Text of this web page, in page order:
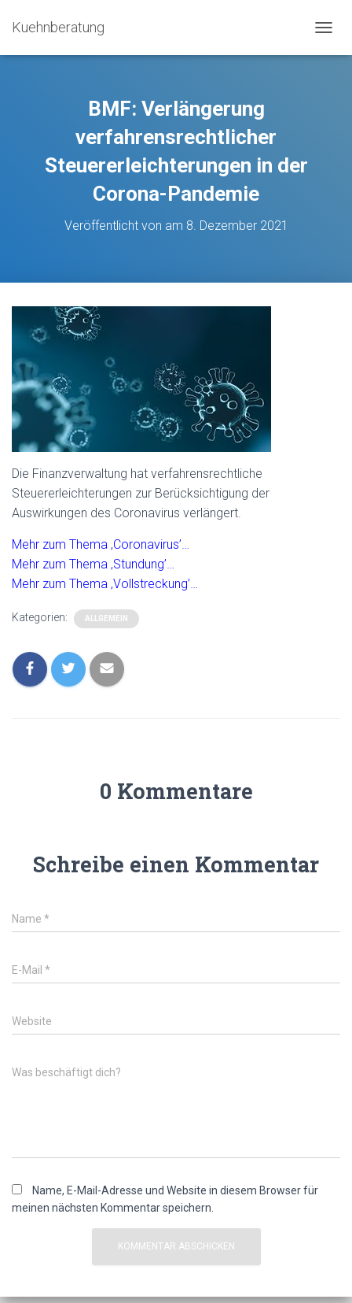
Kuehnberatung
A
BMF: Verlängerung
verfahrensrechtlicher
Steuererleichterungen in der
Corona-Pandemie
Veröffentlicht von am 8. Dezember 2021
Die Finanzverwaltung hat verfahrensrechtliche
Steuererleichterungen zur Berücksichtigung der
Auswirkungen des Coronavirus verlängert.
Mehr zum Thema ‚Coronavirus’…
Mehr zum Thema ‚Stundung’…
Mehr zum Thema ‚Vollstreckung’…
Kategorien: ALLGEMEIN
0 Kommentare
Schreibe einen Kommentar
Name *
E-Mail *
Website
Was beschäftigt dich?
Name, E-Mail-Adresse und Website in diesem Browser für
meinen nächsten Kommentar speichern.